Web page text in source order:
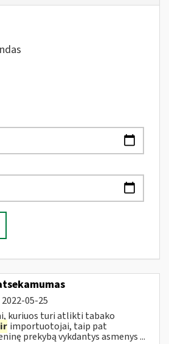
2022-05-25
kuriuos turi atlikti tabako
ir importuotojai, taip pat
prekybą vykdantys asmenys ...